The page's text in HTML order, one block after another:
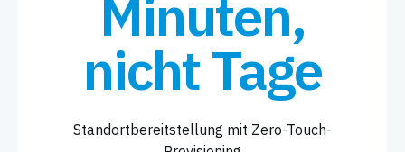
Minuten,
nicht Tage
Standortbereitstellung mit Zero-Touch-